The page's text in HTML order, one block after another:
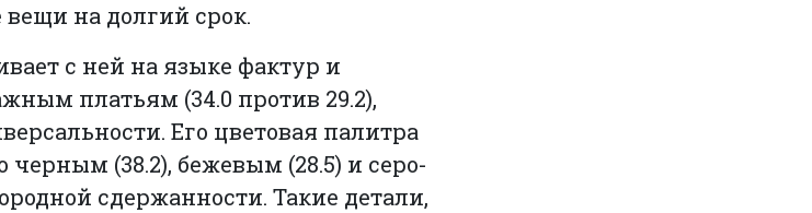
вещи на долгий срок.
с ней на языке фактур и
платьям (34.0 против 29.2),
Его цветовая палитра
(38.2), бежевым (28.5) и серо-
сдержанности. Такие детали,